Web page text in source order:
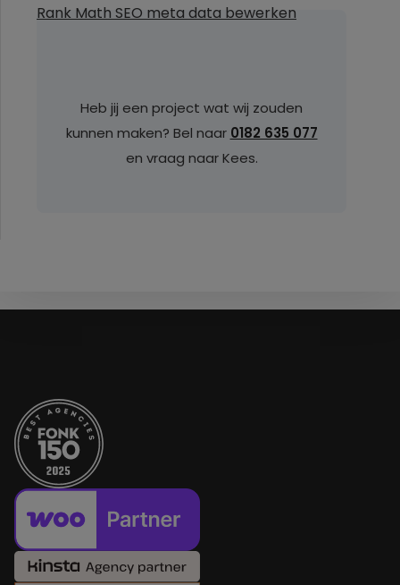
Rank Math SEO meta data bewerken
Heb jij een project wat wij zouden
kunnen maken? Bel naar 0182 635 077
en vraag naar Kees.